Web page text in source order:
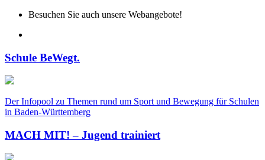
Besuchen Sie auch unsere Webangebote!
Schule BeWegt.
Der Infopool zu Themen rund um Sport und Bewegung für Schulen
in Baden-Württemberg
MACH MIT! – Jugend trainiert